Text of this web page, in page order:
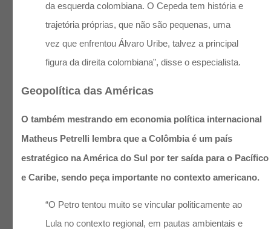
da esquerda colombiana. O Cepeda tem história e
trajetória próprias, que não são pequenas, uma
vez que enfrentou Álvaro Uribe, talvez a principal
figura da direita colombiana”, disse o especialista.
Geopolítica das Américas
O também mestrando em economia política internacional
Matheus Petrelli lembra que a Colômbia é um país
estratégico na América do Sul por ter saída para o Pacífico
e Caribe, sendo peça importante no contexto americano.
“O Petro tentou muito se vincular politicamente ao
Lula no contexto regional, em pautas ambientais e